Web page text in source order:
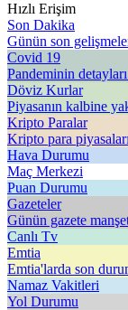
Hızlı Erişim
Son Dakika
Günün son
Covid 19
Pandeminin
Döviz Kurlar
Piyasanın kalbine
Kripto Paralar
Kripto para
Hava Durumu
Maç Merkezi
Puan Durumu
Gazeteler
Günün gazete
Canlı Tv
Emtia
Emtia'larda son
Namaz Vakitleri
Yol Durumu